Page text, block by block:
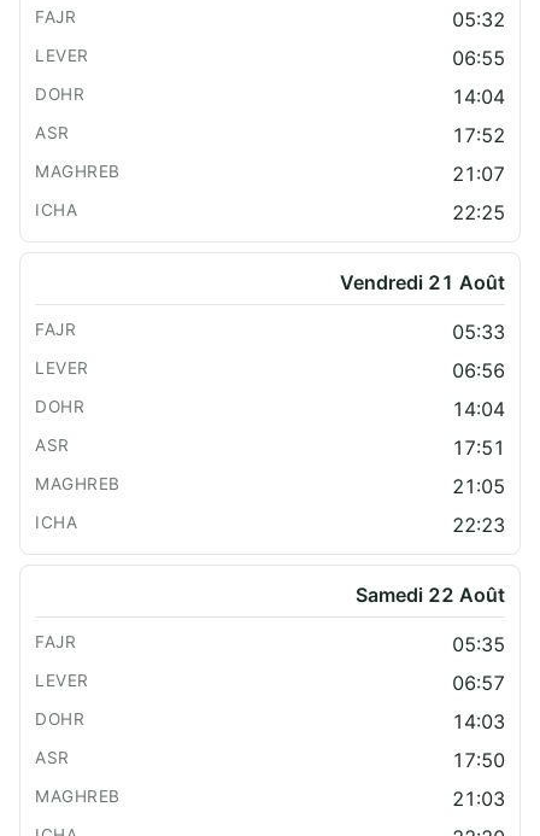
05:32
06:55
14:04
17:52
21:07
22:25
Vendredi 21 Août
05:33
06:56
14:04
17:51
21:05
22:23
Samedi 22 Août
05:35
06:57
14:03
17:50
21:03